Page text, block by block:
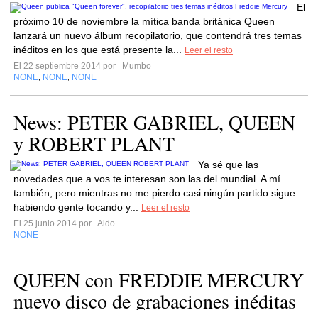
El
próximo 10 de noviembre la mítica banda británica Queen
lanzará un nuevo álbum recopilatorio, que contendrá tres temas
inéditos en los que está presente la...
Leer el resto
El 22 septiembre 2014 por
Mumbo
NONE NONE NONE
News: PETER GABRIEL, QUEEN
y ROBERT PLANT
Ya sé que las
novedades que a vos te interesan son las del mundial. A mí
también, pero mientras no me pierdo casi ningún partido sigue
habiendo gente tocando y...
Leer el resto
El 25 junio 2014 por Aldo
NONE
QUEEN con FREDDIE MERCURY
nuevo disco de grabaciones inéditas